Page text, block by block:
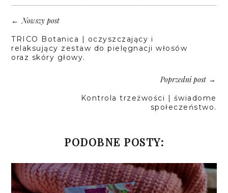
←Nowszy post
TRICO Botanica | oczyszczający i
relaksujący zestaw do pielęgnacji włosów
oraz skóry głowy.
Poprzedni post→
Kontrola trzeźwości | świadome
społeczeństwo.
PODOBNE POSTY: